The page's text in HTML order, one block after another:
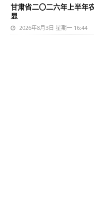
甘肃省二〇二六年上半年
显
2026年8月3日 星期一 16:44